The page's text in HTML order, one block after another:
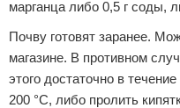
марганца либо 0,5 г соды,
Почву готовят заранее.
магазине. В противном
этого достаточно в
200 °С, либо пролить